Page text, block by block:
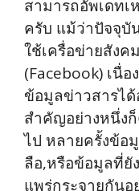
สามารถอัพเดท
ครับ แม้ว่าปัจจุ
ใช้เครื่อข่ายสังค
(Facebook) เนื่
ข้อมูลข่าวสารไ
สำคัญอย่างหนึ่ง
ไป หลายครั้งข้อ
ลือ,หรือข้อมูลที่ยั
แพร่กระจายกันอ